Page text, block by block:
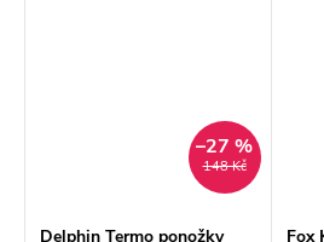
148 Kč
–27 %
Delphin Termo ponožky
Fox